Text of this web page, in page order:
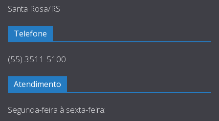
Santa Rosa/RS
Telefone
(55) 3511-5100
Atendimento
Segunda-feira à sexta-feira: